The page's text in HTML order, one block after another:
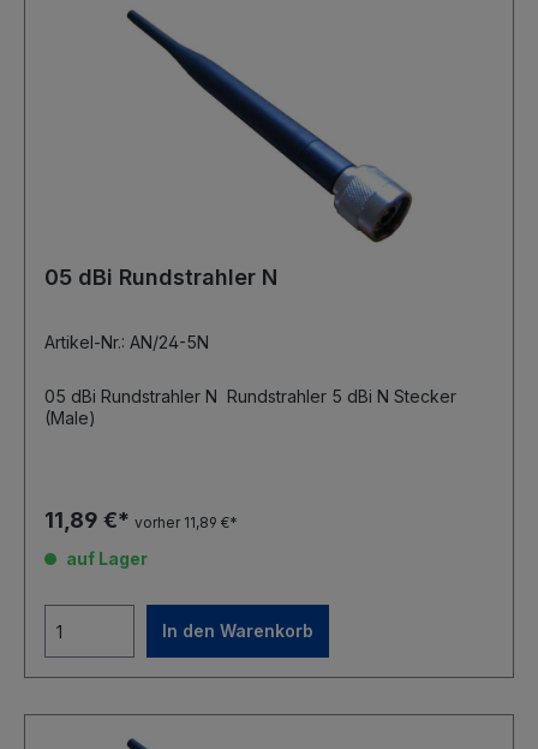
05 dBi Rundstrahler N
Artikel-Nr.: AN/24-5N
05 dBi Rundstrahler N Rundstrahler 5 dBi N Stecker
11,89 €* vorher 11,89 €*
auf Lager
In den Warenkorb